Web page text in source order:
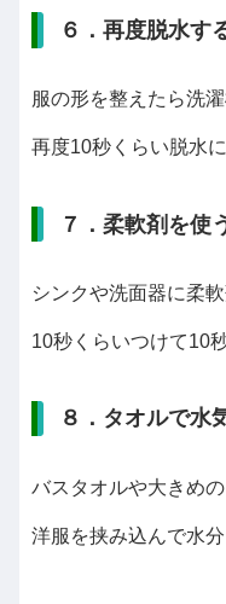
６．再度脱水す
服の形を整えたら洗
再度10秒くらい脱水に
７．柔軟剤を使
シンクや洗面器に柔
10秒くらいつけて10
８．タオルで水
バスタオルや大きめ
洋服を挟み込んで水分